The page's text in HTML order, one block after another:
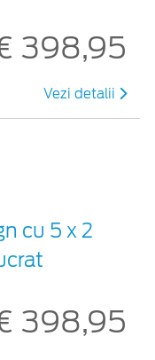
398,95
Vezi detalii
cu 5 x 2
398,95